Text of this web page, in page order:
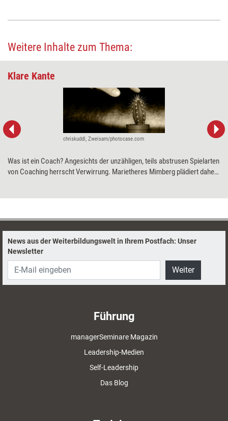
Weitere Inhalte zum Thema:
Klare Kante
chriskuddl, Zweisam/photocase.com
Was ist ein Coach? Angesichts der unzähligen, teils abstrusen Spielarten
von Coaching herrscht Verwirrung. Marietheres Mimberg plädiert daher
News aus der Weiterbildungswelt in Ihrem Postfach: Unser
Newsletter
Weiter
Führung
managerSeminare Magazin
Leadership-Medien
Self-Leadership
Das Blog